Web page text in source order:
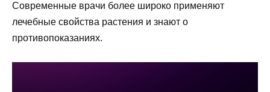
Современные врачи более широко применяют
лечебные свойства растения и знают о
противопоказаниях.